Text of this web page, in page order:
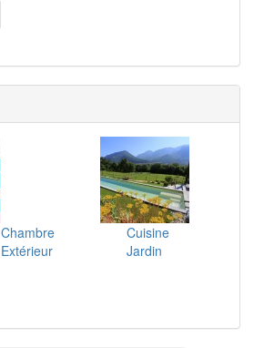
Chambre
Cuisine
Extérieur
Jardin